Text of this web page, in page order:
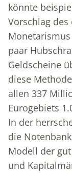
könnte
Vorschlag des
paar
Geldscheine
diese
allen 337
Eurogebiets
In der
die
Modell der
und